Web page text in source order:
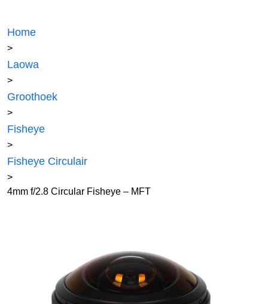
Home
>
Laowa
>
Groothoek
>
Fisheye
>
Fisheye Circulair
>
4mm f/2.8 Circular Fisheye – MFT